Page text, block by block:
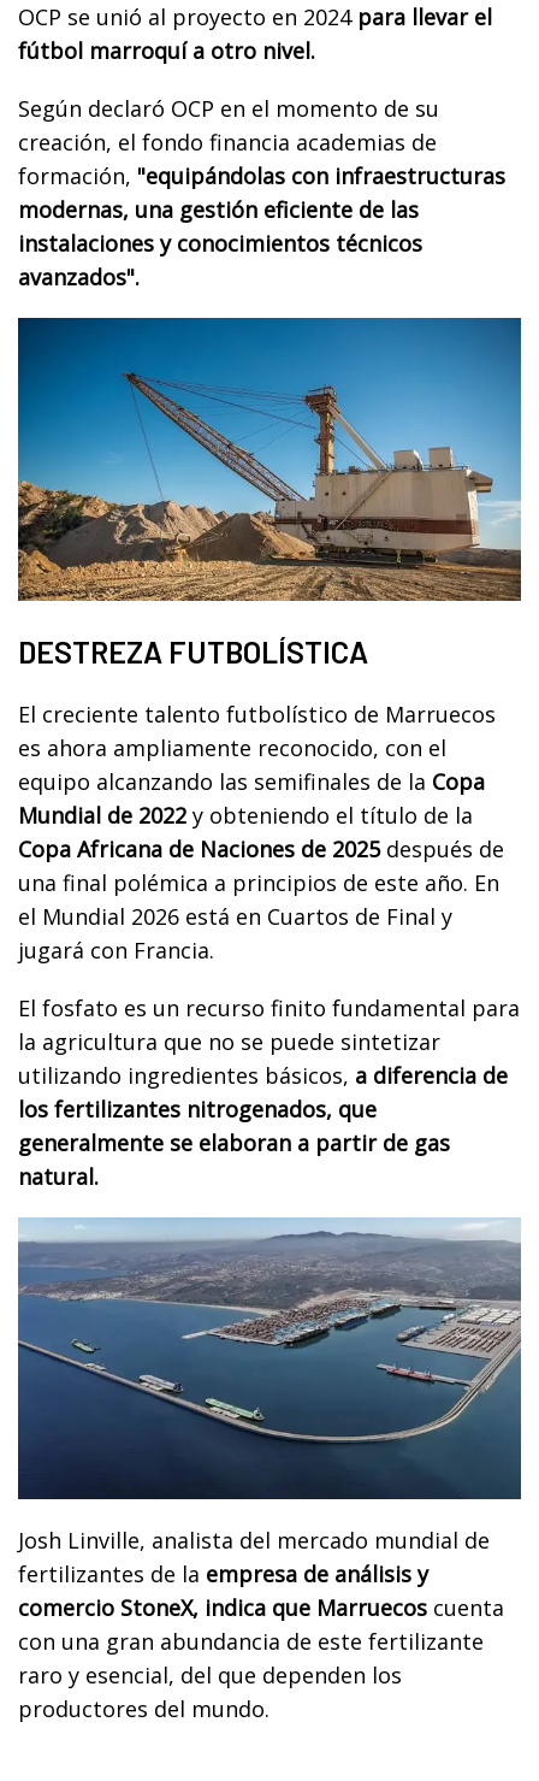
OCP se unió al proyecto en 2024 para llevar el
fútbol marroquí a otro nivel.
Según declaró OCP en el momento de su
creación, el fondo financia academias de
formación, "equipándolas con infraestructuras
modernas, una gestión eficiente de las
instalaciones y conocimientos técnicos
avanzados".
DESTREZA FUTBOLÍSTICA
El creciente talento futbolístico de Marruecos
es ahora ampliamente reconocido, con el
equipo alcanzando las semifinales de la Copa
Mundial de 2022 y obteniendo el título de la
Copa Africana de Naciones de 2025después de
una final polémica a principios de este año. En
el Mundial 2026 está en Cuartos de Final y
jugará con Francia.
El fosfato es un recurso finito fundamental para
la agricultura que no se puede sintetizar
utilizando ingredientes básicos, a diferencia de
los fertilizantes nitrogenados, que
generalmente se elaboran a partir de gas
natural.
Josh Linville, analista del mercado mundial de
fertilizantes de la empresa de análisis y
comercio StoneX, indica que Marruecos cuenta
con una gran abundancia de este fertilizante
raro y esencial, del que dependen los
productores del mundo.